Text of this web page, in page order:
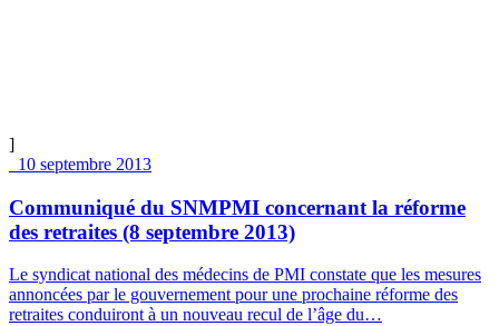
]
10 septembre 2013
Communiqué du SNMPMI concernant la réforme
des retraites (8 septembre 2013)
Le syndicat national des médecins de PMI constate que les mesures
annoncées par le gouvernement pour une prochaine réforme des
retraites conduiront à un nouveau recul de l’âge du…